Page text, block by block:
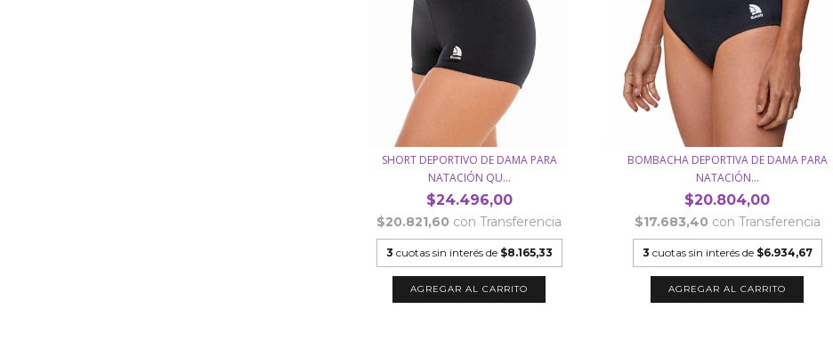
SHORT DEPORTIVO DE DAMA PARA
NATACIÓN QU...
$24.496,00
$20.821,60 con Transferencia
3 cuotas sin interés de $8.165,33
AGREGAR AL CARRITO
BOMBACHA DEPORTIVA DE DAMA PARA
NATACIÓN...
$20.804,00
$17.683,40 con Transferencia
3 cuotas sin interés de $6.934,67
AGREGAR AL CARRITO